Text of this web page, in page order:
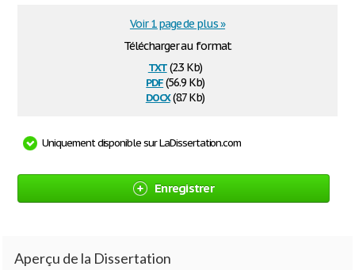
Télécharger au format
txt(2.3 Kb)
pdf(56.9 Kb)
docx(8.7 Kb)
Voir 1 page de plus »
Uniquement disponible sur LaDissertation.com
Enregistrer
Aperçu de la Dissertation